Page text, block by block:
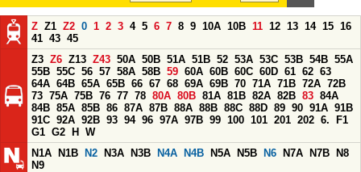
Z Z1 Z2 0 1 2 3 4 5 6 7 8 9 10A 10B 11 12 13 14 15 16
41 43 45
Z3 Z6 Z13 Z43 50A 50B 51A 51B 52 53A 53C 53B 54B 55A
55B 55C 56 57 58A 58B 59 60A 60B 60C 60D 61 62 63
64A 64B 65A 65B 66 67 68 69A 69B 70 71A 71B 72A 72B
73 75A 75B 76 77 78 80A 80B 81A 81B 82A 82B 83 84A
84B 85A 85B 86 87A 87B 88A 88B 88C 88D 89 90 91A 91B
91C 92A 92B 93 94 96 97A 97B 99 100 101 201 202 6.
F1
G1 G2 H
W
N1A
N1B N2 N3A N3B N4A N4B N5A N5B N6 N7A N7B
N8
N9